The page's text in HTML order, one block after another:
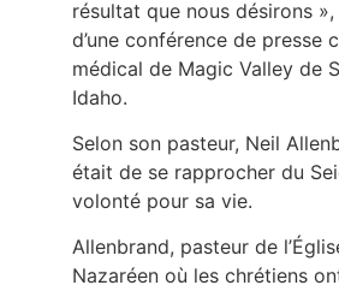
résultat que nous désirons
d’une conférence de presse
médical de Magic Valley de
Idaho.
Selon son pasteur, Neil
était de se rapprocher du
volonté pour sa vie.
Allenbrand, pasteur de
Nazaréen où les chrétiens